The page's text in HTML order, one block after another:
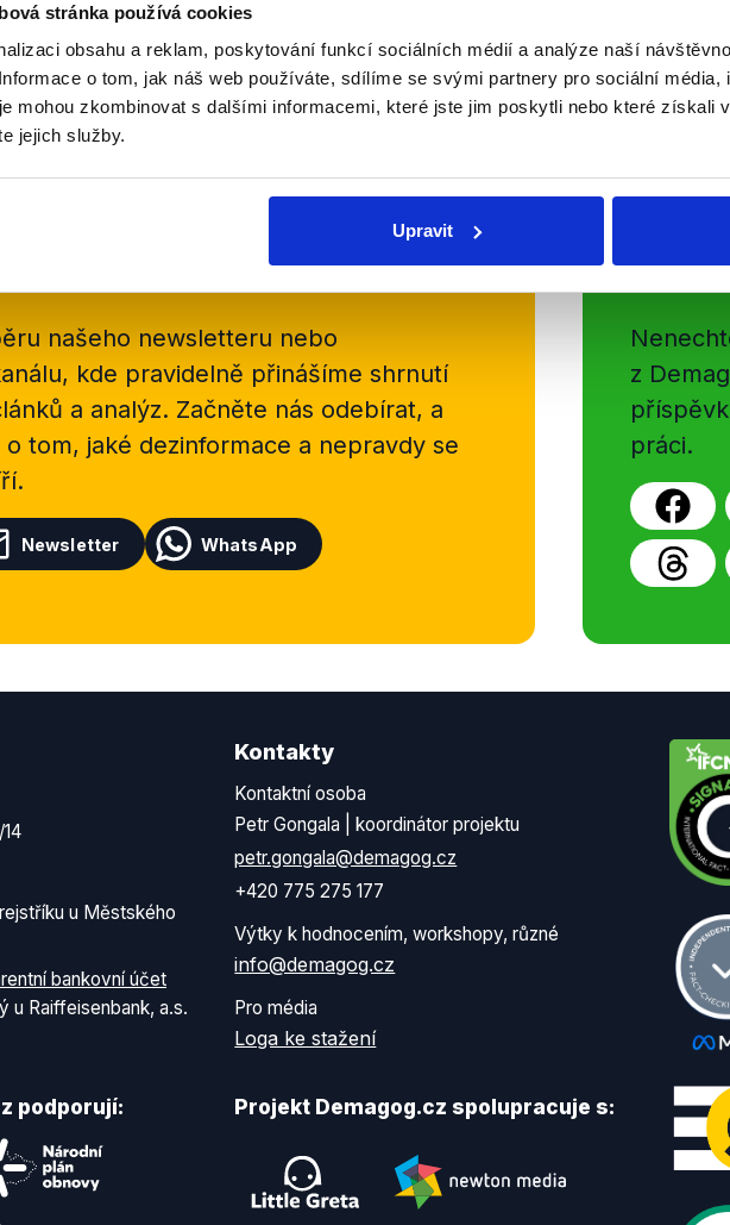
stránka používá cookies
obsahu a reklam, poskytování funkcí sociálních médií a analýze naší
o tom, jak náš web používáte, sdílíme se svými partnery pro sociální média,
mohou zkombinovat s dalšími informacemi, které jste jim poskytli nebo které získali
jejich služby.
Upravit
blokovalo schválení novely
naší analýze jsme se tak zaměřili na
našeho newsletteru nebo
kde pravidelně přinášíme shrnutí
a analýz. Začněte nás odebírat, a
tom, jaké dezinformace a nepravdy se
Newsletter WhatsApp
z
práci.
u Městského
bankovní účet
u Raiffeisenbank, a.s.
Kontakty
Kontaktní osoba
Petr Gongala | koordinátor projektu
petr.gongala@demagog.cz
+420 775 275 177
Výtky k hodnocením, workshopy, různé
info@demagog.cz
Pro média
Loga ke stažení
podporují: Projekt Demagog.cz spolupracuje s: